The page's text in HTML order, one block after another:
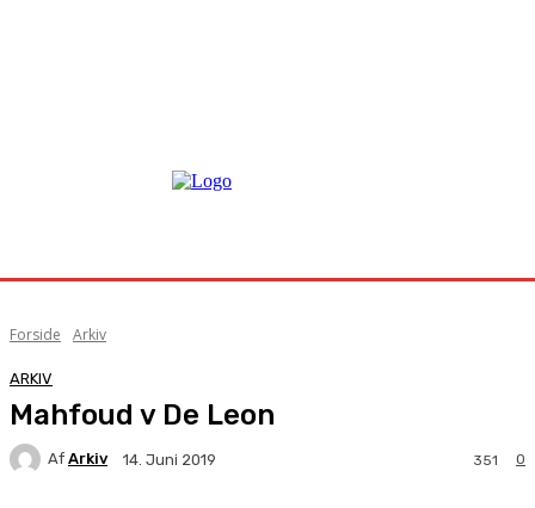
Forside Arkiv
ARKIV
Mahfoud v De Leon
Af Arkiv 14. Juni 2019 0
351